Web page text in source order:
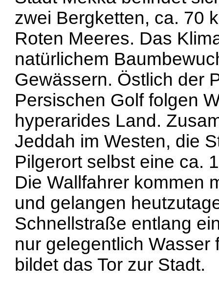
zwei Bergketten, ca. 70
Roten Meeres. Das
natürlichem
Gewässern. Östlich der
Persischen Golf folgen
hyperarides Land.
Jeddah im Westen, die
Pilgerort selbst eine ca.
Die Wallfahrer kommen
und gelangen
Schnellstraße entlang
nur gelegentlich Wasser
bildet das Tor zur Stadt.